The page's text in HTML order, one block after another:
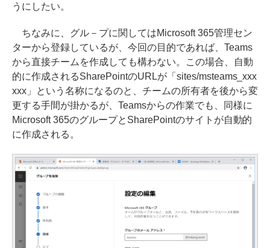
うにしたい。
ちなみに、グル－プに関してはMicrosoft 365管理セン
ターから登録しているが、今回の目的であれば、Teams
から直接チームを作成しても構わない。この場合、自動
的に作成されるSharePointのURLが「sites/msteams_xxx
xxx」という名称になるのと、チームの所有者を後から変
更する手間が掛かるが、Teamsからの作業でも、同様に
Microsoft 365のグループとSharePointのサイトが自動的
に作成される。